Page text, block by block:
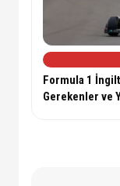
Formula 1
Gerekenler ve